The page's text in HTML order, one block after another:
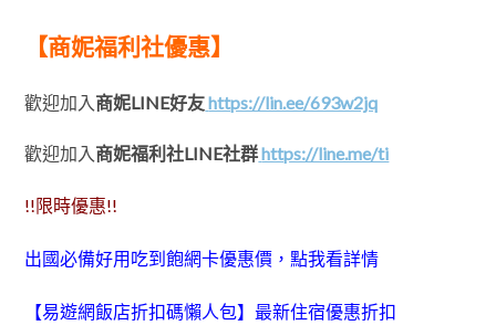
【商妮福利社優惠】
歡迎加入 商妮LINE好友https://lin.ee/693w2jq
歡迎加入 商妮福利社LINE社群https://line.me/ti
!!限時優惠!!
出國必備好用吃到飽網卡優惠價，點我看詳情
【易遊網飯店折扣碼懶人包】最新住宿優惠折扣